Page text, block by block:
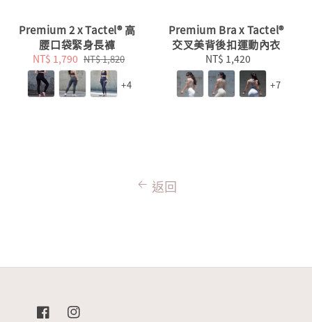
Premium 2 x Tactel® 高
腰口袋緊身長褲
Sale
price
NT$ 1,790 Regular
price
NT$ 1,820
+4
Premium Bra x Tactel®
交叉美背後扣運動內衣
Regular
price
NT$ 1,420
+7
返回